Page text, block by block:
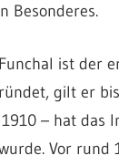
Besonderes.
ist der
gilt er
– hat das
Vor rund